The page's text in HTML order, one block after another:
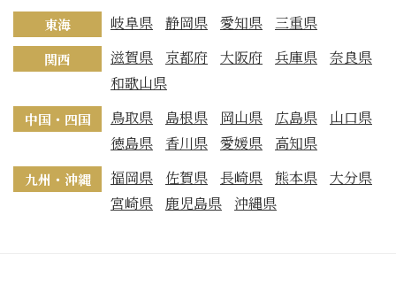
東海 岐阜県 静岡県 愛知県 三重県
関西 滋賀県 京都府 大阪府 兵庫県
奈良県
和歌山県
中国・四国 鳥取県 島根県 岡山県 広島県
山口県
徳島県
香川県 愛媛県 高知県
九州・沖縄 福岡県 佐賀県 長崎県 熊本県
大分県
宮崎県
鹿児島県 沖縄県